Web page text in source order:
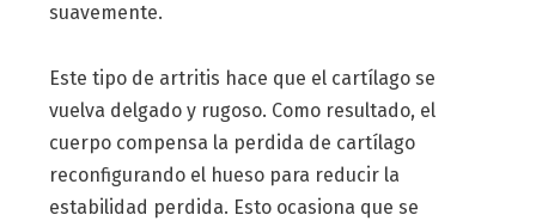
suavemente.
Este tipo de artritis hace que el cartílago se
vuelva delgado y rugoso. Como resultado, el
cuerpo compensa la perdida de cartílago
reconfigurando el hueso para reducir la
estabilidad perdida. Esto ocasiona que se